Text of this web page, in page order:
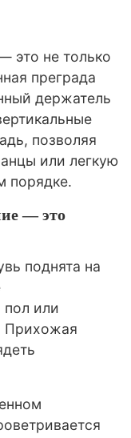
это не только
преграда
держатель
позволяя
или легкую
порядке.
— это
поднята на
пол или
Прихожая